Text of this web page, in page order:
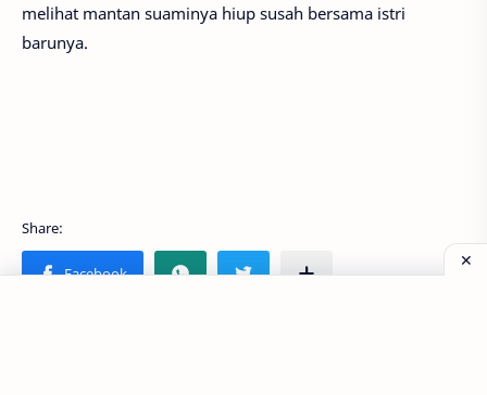
melihat mantan suaminya hiup susah bersama istri
barunya.